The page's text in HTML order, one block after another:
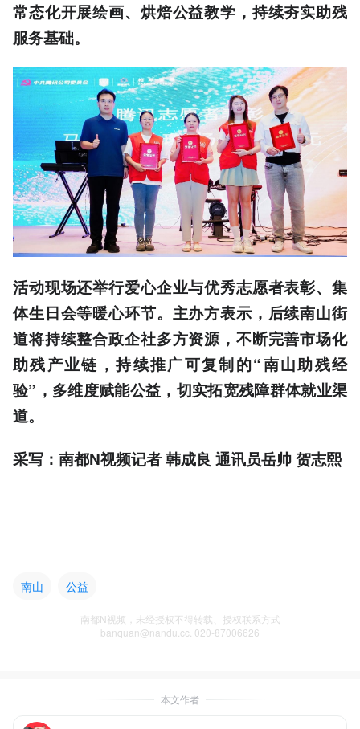
常态化开展绘画、烘焙公益教学，持续夯实助残
服务基础。
活动现场还举行爱心企业与优秀志愿者表彰、集
体生日会等暖心环节。主办方表示，后续南山街
道将持续整合政企社多方资源，不断完善市场化
助残产业链，持续推广可复制的“南山助残经
验”，多维度赋能公益，切实拓宽残障群体就业渠
道。
采写：南都N视频记者 韩成良 通讯员岳帅 贺志熙
南山 公益
南都N视频，未经授权不得转载、授权联系方式
banquan@nandu.cc. 020-87006626
本文作者